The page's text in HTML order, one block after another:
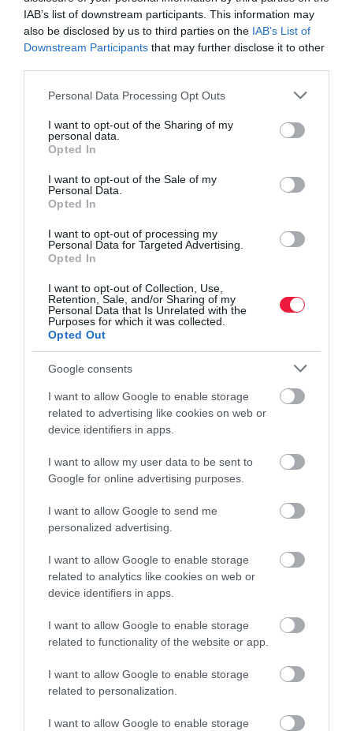
IAB’s list of downstream participants. This information may
also be disclosed by us to third parties on the IAB’s List of
Downstream Participants that may further disclose it to other
Please note that this website/app uses one or more Google
not limited to your visit or usage behaviour. You may click to
grant or deny consent to Google and its third-party tags to
use your data for below specified purposes in below Google
consent section.
Personal Data Processing Opt Outs
I want to opt-out of the Sharing of my
personal data.
Opted In
I want to opt-out of the Sale of my
Personal Data.
Opted In
I want to opt-out of processing my
Personal Data for Targeted Advertising.
Opted In
I want to opt-out of Collection, Use,
Retention, Sale, and/or Sharing of my
Personal Data that Is Unrelated with the
Purposes for which it was collected.
Opted Out
Google consents
I want to allow Google to enable storage
related to advertising like cookies on web or
device identifiers in apps.
I want to allow my user data to be sent to
Google for online advertising purposes.
I want to allow Google to send me
personalized advertising.
I want to allow Google to enable storage
related to analytics like cookies on web or
device identifiers in apps.
I want to allow Google to enable storage
related to functionality of the website or app.
I want to allow Google to enable storage
related to personalization.
I want to allow Google to enable storage
Egy új politikai Pandora-szelence
nyílik meg a növekvő gazdasági
elégedetlenségek nyomán
észak-afrika mena régió
KARTELLEZÉS
150 cégnél gyanít tiltott összebeszélést a